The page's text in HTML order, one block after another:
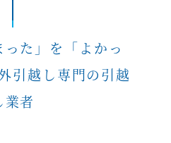
た」を「よかっ
引越し専門の引越
業者